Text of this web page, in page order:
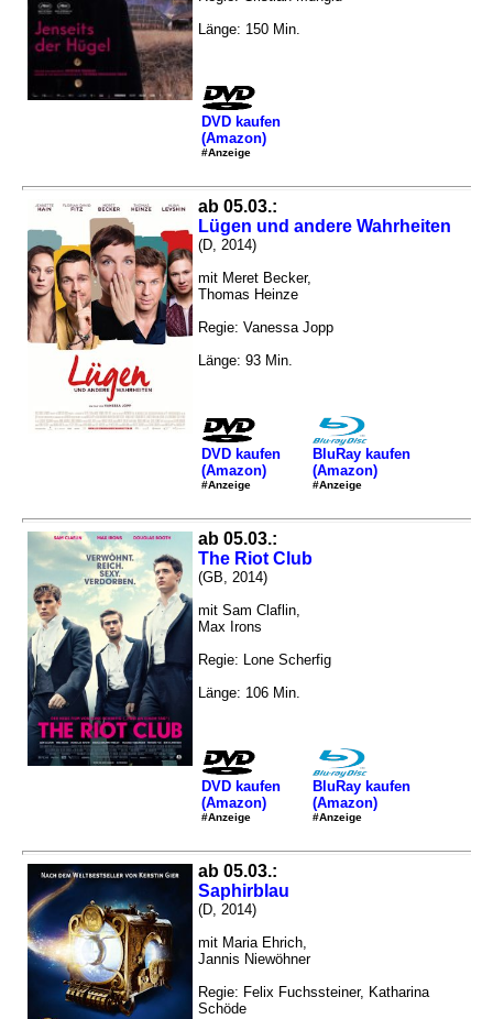
Länge: 150 Min.
DVD kaufen
(Amazon)
#Anzeige
ab 05.03.:
Lügen und andere Wahrheiten
(D, 2014)
mit Meret Becker,
Thomas Heinze
Regie: Vanessa Jopp
Länge: 93 Min.
DVD kaufen
(Amazon)
#Anzeige
BluRay kaufen
(Amazon)
#Anzeige
ab 05.03.:
The Riot Club
(GB, 2014)
mit Sam Claflin,
Max Irons
Regie: Lone Scherfig
Länge: 106 Min.
DVD kaufen
(Amazon)
#Anzeige
BluRay kaufen
(Amazon)
#Anzeige
ab 05.03.:
Saphirblau
(D, 2014)
mit Maria Ehrich,
Jannis Niewöhner
Regie: Felix Fuchssteiner, Katharina
Schöde